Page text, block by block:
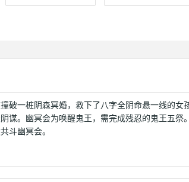
破一桩阴森冥婚，救下了八字全阴命悬一线的女
谋。幽冥会为唤醒鬼王，需完成残忍的鬼王五祭
斗幽冥会。